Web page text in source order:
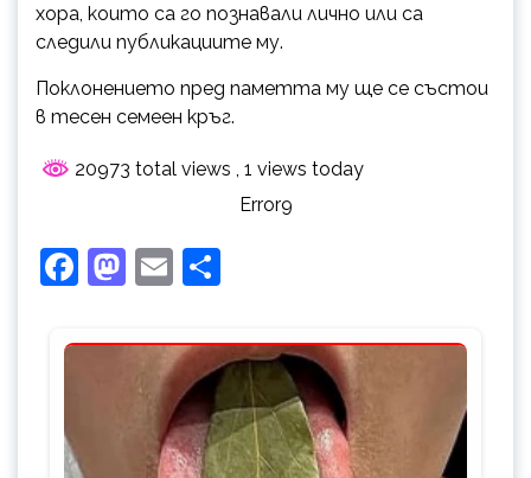
хора, които са го познавали лично или са
следили публикациите му.
Поклонението пред паметта му ще се състои
в тесен семеен кръг.
20973 total views , 1 views today
Error9
Facebook
Mastodon
Email